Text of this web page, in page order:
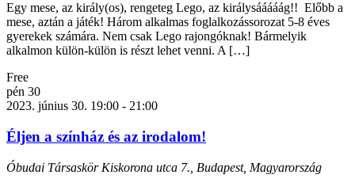
Egy mese, az király(os), rengeteg Lego, az királysááááág!! Előbb a
mese, aztán a játék! Három alkalmas foglalkozássorozat 5-8 éves
gyerekek számára. Nem csak Lego rajongóknak! Bármelyik
alkalmon külön-külön is részt lehet venni. A […]
Free
pén 30
2023. június 30. 19:00 - 21:00
Éljen a színház és az irodalom!
Óbudai Társaskör Kiskorona utca 7., Budapest, Magyarország